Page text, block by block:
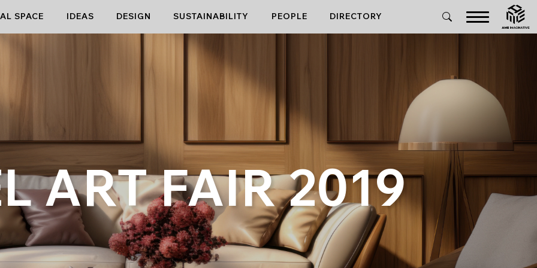
SPACE IDEAS DESIGN SUSTAINABILITY PEOPLE DIRECTORY
ART FAIR 2019